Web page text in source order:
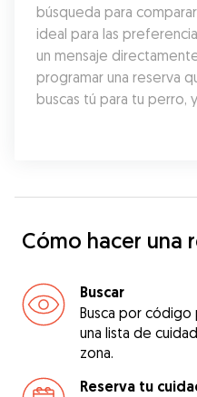
búsqueda para
ideal para las
un mensaje
programar una reserva
buscas tú para tu perro,
Cómo hacer una
Buscar
Busca por
una lista de
zona.
Reserva tu